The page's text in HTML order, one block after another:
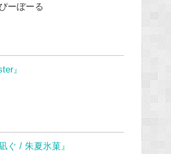
ーぼーる
』
ぐ / 朱夏氷菓』